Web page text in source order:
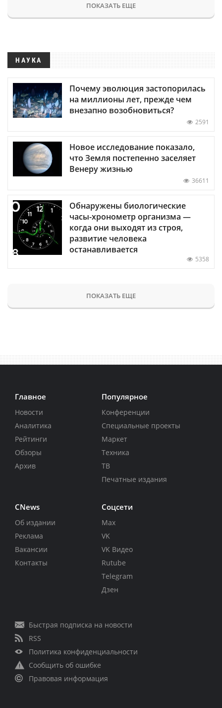
ПОКАЗАТЬ ЕЩЕ
НАУКА
Почему эволюция застопорилась
на миллионы лет, прежде чем
внезапно возобновиться?
2591
Новое исследование показало,
что Земля постепенно заселяет
Венеру жизнью
36611
Обнаружены биологические
часы-хронометр организма —
когда они выходят из строя,
развитие человека
останавливается
5358
ПОКАЗАТЬ ЕЩЕ
Главное
Новости
Аналитика
Рейтинги
Обзоры
Архив
Популярное
Конференции
Специальные проекты
Маркет
Техника
ТВ
Печатные издания
CNews
Об издании
Реклама
Вакансии
Контакты
Соцсети
Max
VK
VK Видео
Rutube
Telegram
Дзен
Быстрая подписка на новости
RSS
Политика конфиденциальности
Сообщить об ошибке
Правовая информация